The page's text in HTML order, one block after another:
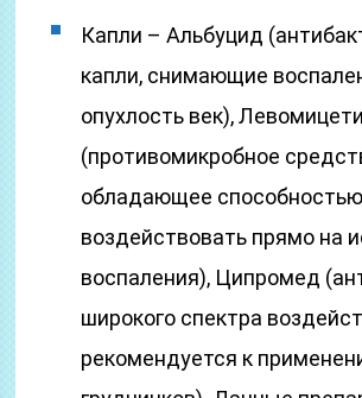
Капли – Альбуцид
капли, снимающие
опухлость век),
(противомикробное
обладающее способностью
воздействовать прямо на
воспаления), Ципромед
широкого спектра
рекомендуется к